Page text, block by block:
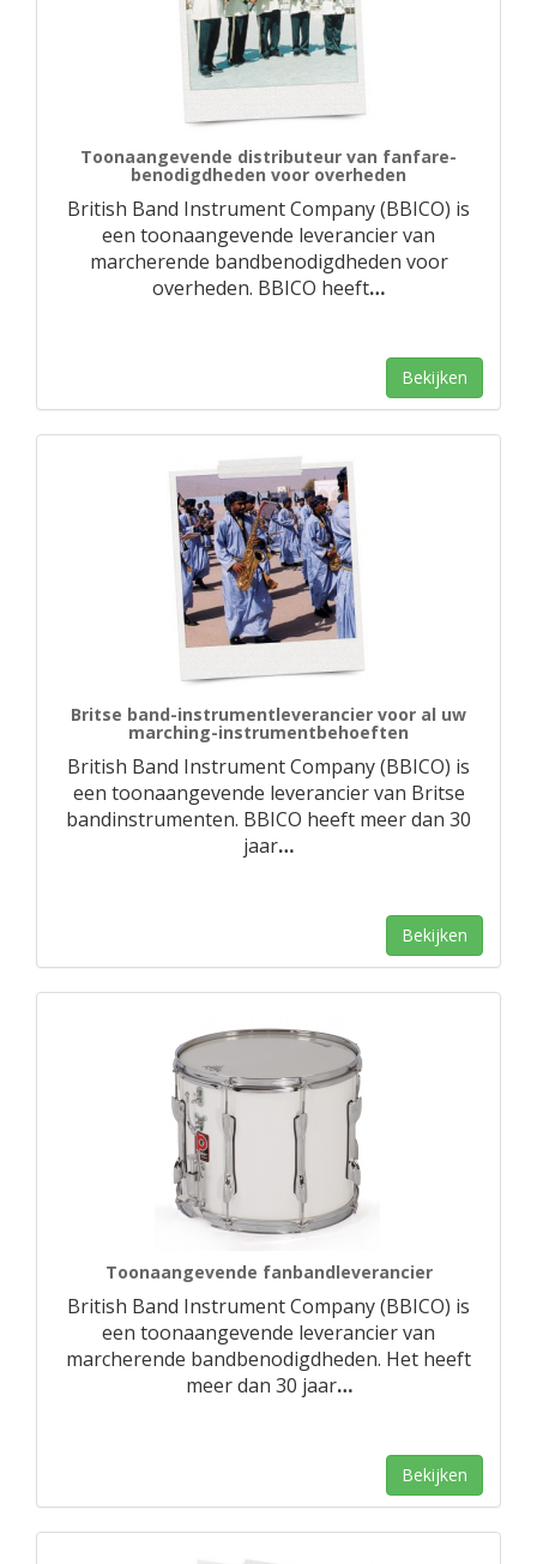
Toonaangevende distributeur van fanfare-
benodigdheden voor overheden
British Band Instrument Company (BBICO) is
een toonaangevende leverancier van
marcherende bandbenodigdheden voor
overheden. BBICO heeft…
Bekijken
Britse band-instrumentleverancier voor al uw
marching-instrumentbehoeften
British Band Instrument Company (BBICO) is
een toonaangevende leverancier van Britse
bandinstrumenten. BBICO heeft meer dan 30
jaar…
Bekijken
Toonaangevende fanbandleverancier
British Band Instrument Company (BBICO) is
een toonaangevende leverancier van
marcherende bandbenodigdheden. Het heeft
meer dan 30 jaar…
Bekijken